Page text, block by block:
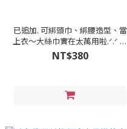
已追加. 可綁頭巾、綁腰造型、當
上衣～大絲巾實在太萬用啦.ᐟ‪‪‪.ᐟ‪‪‪ 🖤
🐎
NT$380